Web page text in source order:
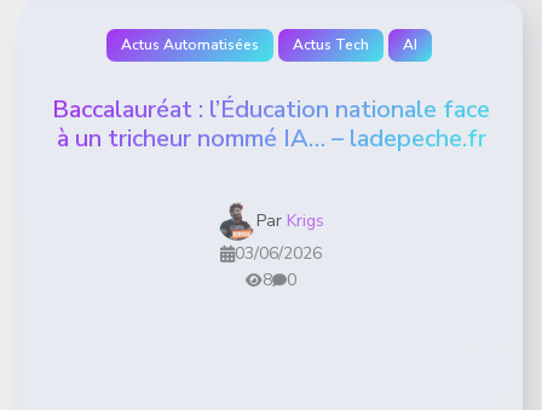
Actus Automatisées Actus Tech AI
Baccalauréat : l’Éducation nationale face
à un tricheur nommé IA… – ladepeche.fr
Par Krigs
03/06/2026
8
0